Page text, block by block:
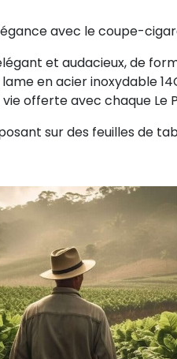
avec le coupe-
et audacieux, de
en acier inoxydable
offerte avec chaque Le
sur des feuilles de